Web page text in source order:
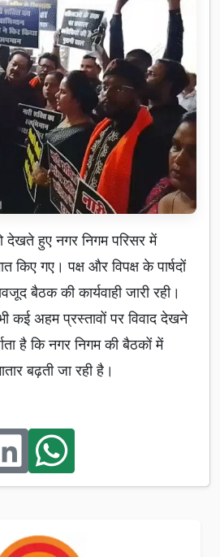
देखते हुए नगर निगम परिसर में
किए गए। पक्ष और विपक्ष के पार्षदों
बैठक की कार्यवाही जारी रही।
अहम प्रस्तावों पर विवाद देखने
है कि नगर निगम की बैठकों में
बढ़ती जा रही है।